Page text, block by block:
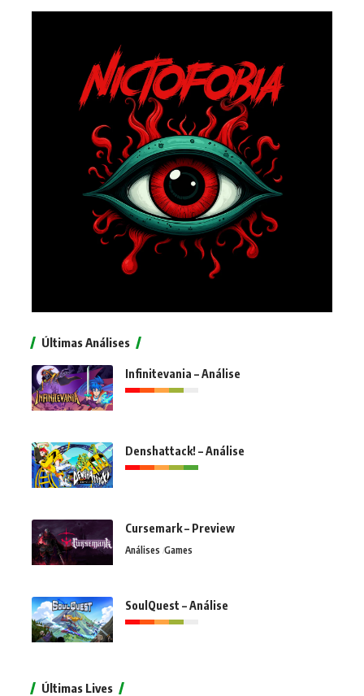
Últimas Análises
Infinitevania – Análise
Denshattack! – Análise
Cursemark – Preview
Análises Games
SoulQuest – Análise
Últimas Lives